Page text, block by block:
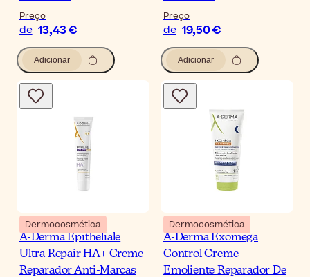
Preço
de 13,43 €
Adicionar
Preço
de 19,50 €
Adicionar
Dermocosmética
A-Derma Epitheliale
Ultra Repair HA+ Creme
Reparador Anti-Marcas
Dermocosmética
A-Derma Exomega
Control Creme
Emoliente Reparador De